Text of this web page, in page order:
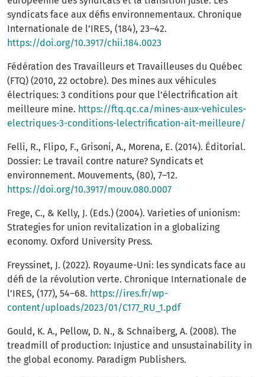
syndicats face aux défis environnementaux. Chronique
Internationale de l’IRES, (184), 23–42.
https://doi.org/10.3917/chii.184.0023
Fédération des Travailleurs et Travailleuses du Québec
(FTQ) (2010, 22 octobre). Des mines aux véhicules
électriques: 3 conditions pour que l’électrification ait
meilleure mine. https://ftq.qc.ca/mines-aux-vehicules-
electriques-3-conditions-lelectrification-ait-meilleure/
Felli, R., Flipo, F., Grisoni, A., Morena, E. (2014). Éditorial.
Dossier: Le travail contre nature? Syndicats et
environnement. Mouvements, (80), 7–12.
https://doi.org/10.3917/mouv.080.0007
Frege, C., & Kelly, J. (Eds.) (2004). Varieties of unionism:
Strategies for union revitalization in a globalizing
economy. Oxford University Press.
Freyssinet, J. (2022). Royaume-Uni: les syndicats face au
défi de la révolution verte. Chronique Internationale de
l’IRES, (177), 54–68. https://ires.fr/wp-
content/uploads/2023/01/C177_RU_1.pdf
Gould, K. A., Pellow, D. N., & Schnaiberg, A. (2008). The
treadmill of production: Injustice and unsustainability in
the global economy. Paradigm Publishers.